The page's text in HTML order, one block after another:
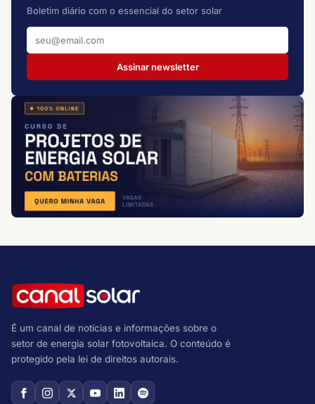
Boletim diário com o essencial do setor solar
Assinar newsletter
É um canal de notícias e informações sobre o
setor de energia solar fotovoltaica. O conteúdo é
protegido pela lei de direitos autorais.